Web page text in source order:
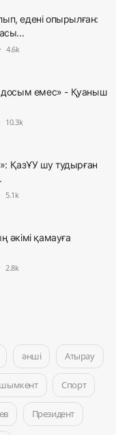
едені опырылған:
4.6k
досым емес» - Қуаныш
10.3k
ҚазҰУ шу тудырған
5.1k
әкімі қамауға
2.8k
әнші Атырау
шымкент Спорт
Президент